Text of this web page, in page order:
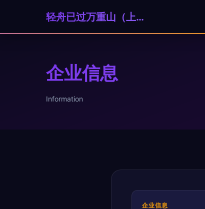
轻舟已过万重山（上海）科技贸易有限公司
企业信息
Information
企业信息